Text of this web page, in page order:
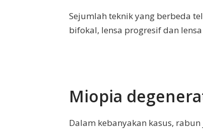
Sejumlah teknik yang berbeda
bifokal, lensa progresif dan
Miopia
Dalam kebanyakan kasus,